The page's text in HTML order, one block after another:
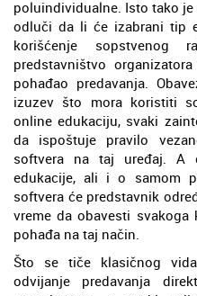
poluindividualne. Isto tako
odluči da li će izabrani tip
korišćenje
predstavništvo
pohađao predavanja.
izuzev što mora koristiti
online edukaciju, svaki
da ispoštuje pravilo
softvera na taj uređaj. A
edukacije, ali i o samom
softvera će predstavnik
vreme da obavesti
pohađa na taj način.
Što se tiče klasičnog
odvijanje predavanja